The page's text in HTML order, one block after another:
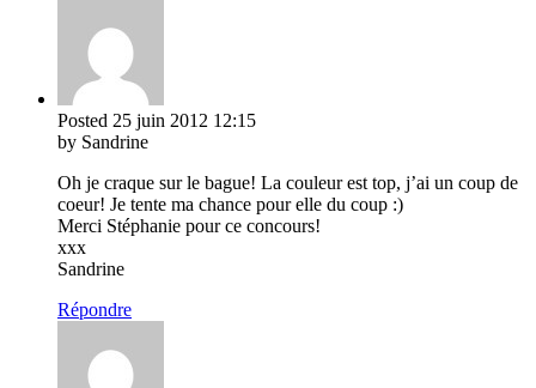
Posted 25 juin 2012 12:15
by Sandrine
Oh je craque sur le bague! La couleur est top, j’ai un coup de
coeur! Je tente ma chance pour elle du coup :)
Merci Stéphanie pour ce concours!
xxx
Sandrine
Répondre